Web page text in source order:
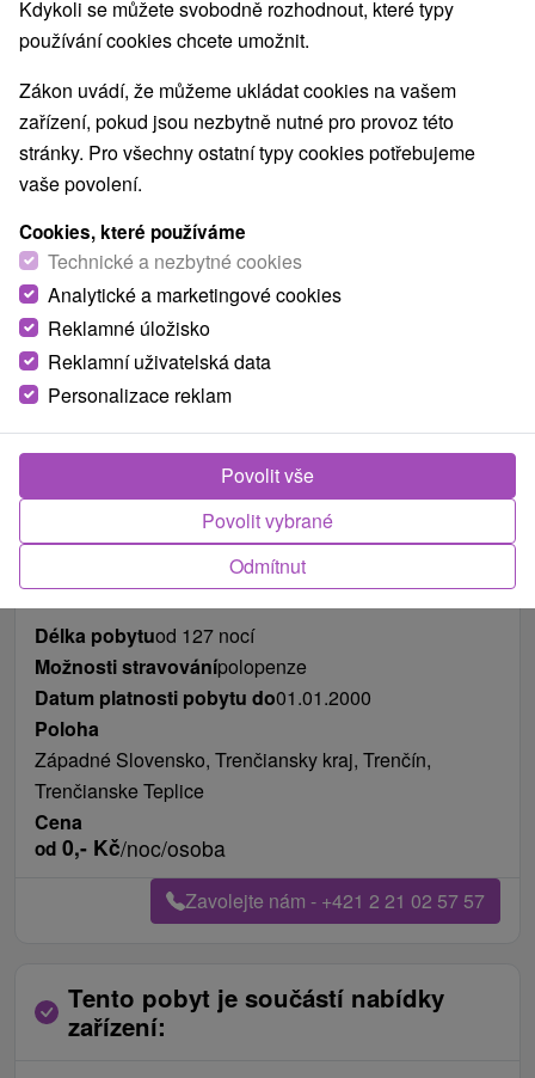
Fotografie od zákazníků +11
Délka pobytuod 127 nocí
Možnosti stravovánípolopenze
Datum platnosti pobytu do01.01.2000
Poloha
Západné Slovensko, Trenčiansky kraj, Trenčín,
Trenčianske Teplice
Cena
od 0,- Kč/noc/osoba
Zavolejte nám - +421 2 21 02 57 57
Tento pobyt je součástí nabídky
zařízení:
Kdykoli se můžete svobodně rozhodnout, které typy
používání cookies chcete umožnit.
Zákon uvádí, že můžeme ukládat cookies na vašem
zařízení, pokud jsou nezbytně nutné pro provoz této
stránky. Pro všechny ostatní typy cookies potřebujeme
vaše povolení.
Cookies, které používáme
Technické a nezbytné cookies
Analytické a marketingové cookies
Reklamné úložisko
Reklamní uživatelská data
Personalizace reklam
Odmítnut
Povolit vybrané
Povolit vše